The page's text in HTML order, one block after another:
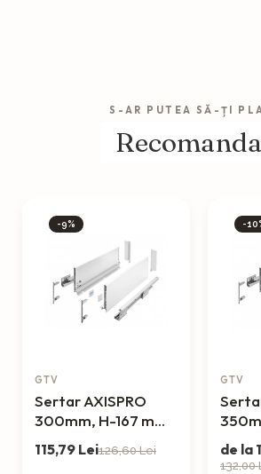
S-AR PUTEA SĂ-ȚI
-9%
GTV
Sertar AXISPRO
300mm, H-167 mm,
soft-close,
extragere totala,
126,60 Lei
115,79 Lei
-
GTV
soft-
132,00
de la